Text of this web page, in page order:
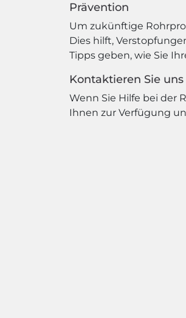
Prävention
Um zukünftige
Dies hilft,
Tipps geben, wie Sie
Kontaktieren Sie uns
Wenn Sie Hilfe bei der
Ihnen zur Verfügung